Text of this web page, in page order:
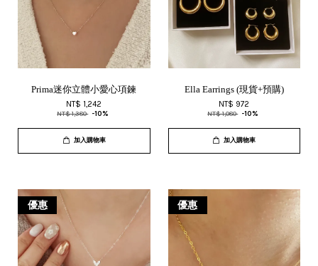
Prima迷你立體小愛心項鍊
NT$ 1,242
NT$ 1,380 -10%
加入購物車
Ella Earrings (現貨+預購)
NT$ 972
NT$ 1,080 -10%
加入購物車
優惠 優惠